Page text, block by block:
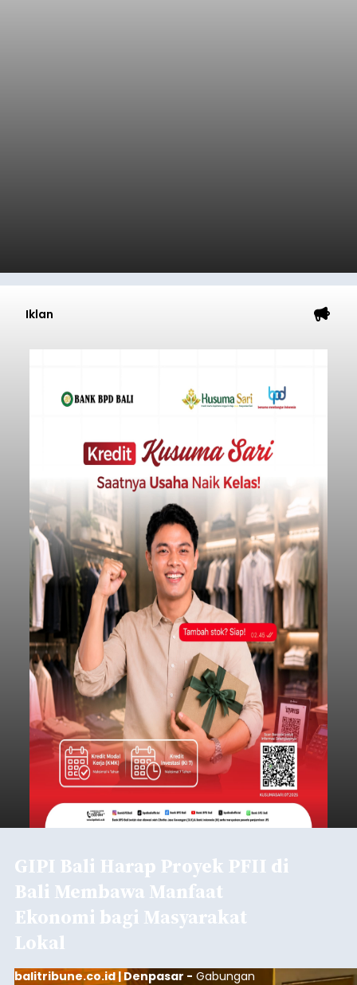
Iklan
GIPI Bali Harap Proyek PFII di
Bali Membawa Manfaat
Ekonomi bagi Masyarakat
Lokal
balitribune.co.id | Denpasar - Gabungan